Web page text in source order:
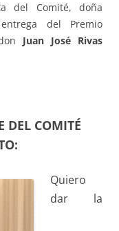
del Comité, doña
del Premio
Juan José Rivas
DEL COMITÉ
Quiero
dar la